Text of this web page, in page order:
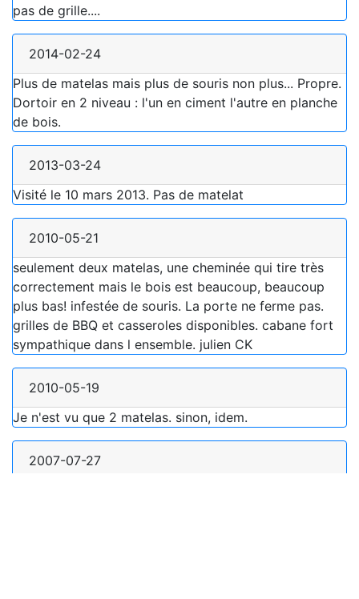
pas de grille....
2014-02-24
Plus de matelas mais plus de souris non plus... Propre.
Dortoir en 2 niveau : l'un en ciment l'autre en planche
de bois.
2013-03-24
Visité le 10 mars 2013. Pas de matelat
2010-05-21
seulement deux matelas, une cheminée qui tire très
correctement mais le bois est beaucoup, beaucoup
plus bas! infestée de souris. La porte ne ferme pas.
grilles de BBQ et casseroles disponibles. cabane fort
sympathique dans l ensemble. julien CK
2010-05-19
Je n'est vu que 2 matelas. sinon, idem.
2007-07-27